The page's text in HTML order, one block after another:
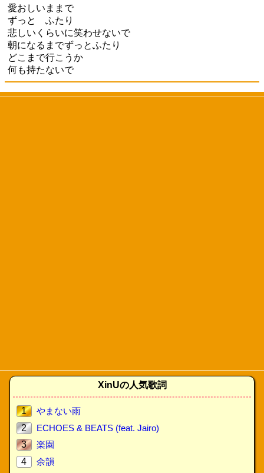
愛おしいままで
ずっと ふたり
悲しいくらいに笑わせないで
朝になるまでずっとふたり
どこまで行こうか
何も持たないで
XinUの人気歌詞
1
やまない雨
2
ECHOES & BEATS (feat. Jairo)
3
楽園
4
余韻